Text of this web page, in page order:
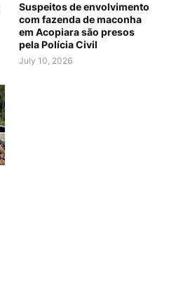
Suspeitos de envolvimento
com fazenda de maconha
em Acopiara são presos
pela Polícia Civil
July 10, 2026